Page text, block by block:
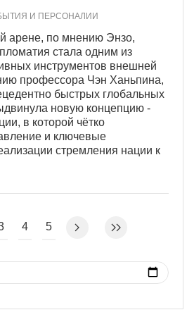
И ПЕРСОНАЛИИ
арене, по мнению Энзо,
стала одним из
инструментов внешней
профессора Чэн Ханьпина,
быстрых глобальных
новую концепцию -
в которой чётко
и ключевые
стремления нации к
4 5